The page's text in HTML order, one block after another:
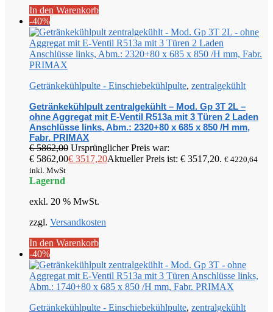
In den Warenkorb
-40%
Getränkekühlpulte - Einschiebekühlpulte, zentralgekühlt
Getränkekühlpult zentralgekühlt – Mod. Gp 3T 2L –
ohne Aggregat mit E-Ventil R513a mit 3 Türen 2 Laden
Anschlüsse links, Abm.: 2320+80 x 685 x 850 /H mm,
Fabr. PRIMAX
€5862,00 Ursprünglicher Preis war:
€ 5862,00€ 3517,20Aktueller Preis ist: € 3517,20. € 4220,64
inkl. MwSt
Lagernd
exkl. 20 % MwSt.
zzgl. Versandkosten
In den Warenkorb
-40%
Getränkekühlpulte - Einschiebekühlpulte, zentralgekühlt